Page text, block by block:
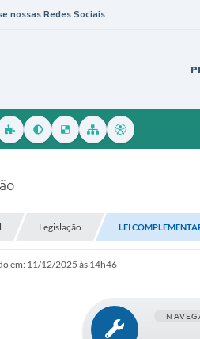
nossas Redes Sociais
Legislação LEI
em: 11/12/2025 às 14h46